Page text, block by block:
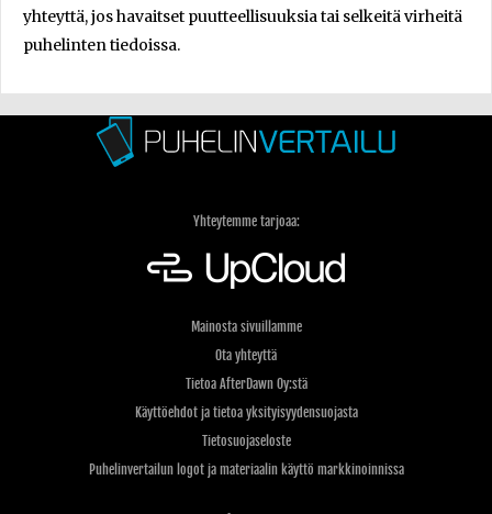
yhteyttä, jos havaitset puutteellisuuksia tai selkeitä virheitä
puhelinten tiedoissa.
Yhteytemme tarjoaa:
Mainosta sivuillamme
Ota yhteyttä
Tietoa AfterDawn Oy:stä
Käyttöehdot ja tietoa yksityisyydensuojasta
Tietosuojaseloste
Puhelinvertailun logot ja materiaalin käyttö markkinoinnissa